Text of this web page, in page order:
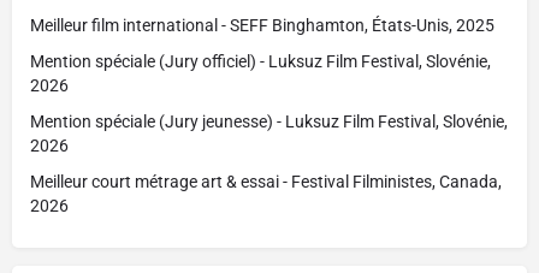
Meilleur film international - SEFF Binghamton, États-Unis, 2025
Mention spéciale (Jury officiel) - Luksuz Film Festival, Slovénie,
2026
Mention spéciale (Jury jeunesse) - Luksuz Film Festival, Slovénie,
2026
Meilleur court métrage art & essai - Festival Filministes, Canada,
2026